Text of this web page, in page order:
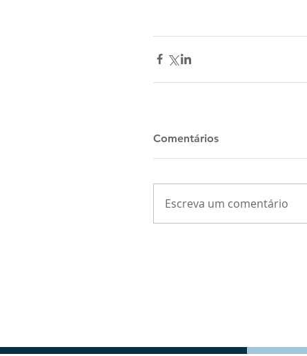
Comentários
Escreva um comentário